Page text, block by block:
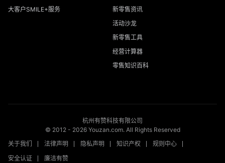
大客户SMILE+服务
新零售资讯
活动沙龙
新零售工具
经营计算器
零售知识百科
杭州有赞科技有限公司
© 2012 - 2026Youzan.com. All Rights Reserved
关于我们
法律声明 隐私声明 知识产权
规则中心
安全认证
廉洁有赞